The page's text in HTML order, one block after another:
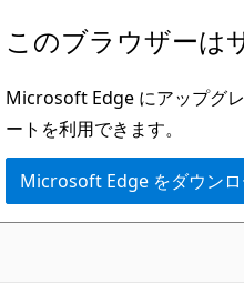
このブラウザーは
Microsoft Edge にアップグ
ートを利用できます。
Microsoft Edge をダウンロ